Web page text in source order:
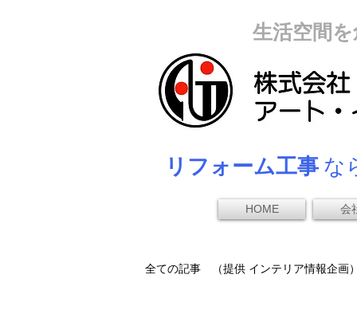
生活空間
リフォーム工事な
HOME 会
全ての記事 （提供 インテリア情報企画